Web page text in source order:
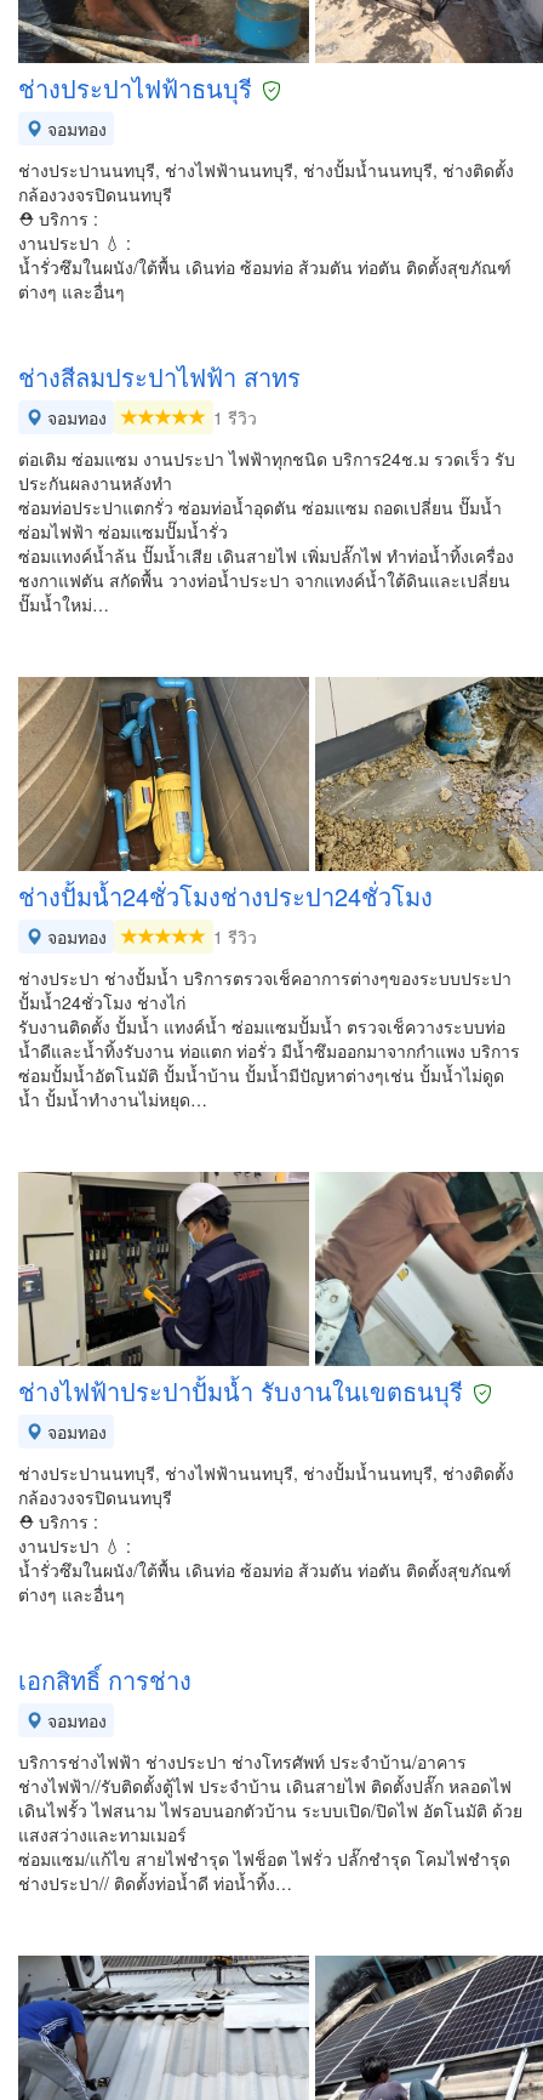
ช่างประปาไฟฟ้าธนบุรี
จอมทอง
ช่างประปานนทบุรี, ช่างไฟฟ้านนทบุรี, ช่างปั้มน้ำนนทบุรี, ช่างติดตั้ง
กล้องวงจรปิดนนทบุรี
⛑ บริการ :
งานประปา 💧 :
น้ำรั่วซึมในผนัง/ใต้พื้น เดินท่อ ซ้อมท่อ ส้วมตัน ท่อตัน ติดตั้งสุขภัณฑ์
ต่างๆ และอื่นๆ
ช่างสีลมประปาไฟฟ้า สาทร
จอมทอง
1 รีวิว
ต่อเติม ซ่อมแซม งานประปา ไฟฟ้าทุกชนิด บริการ24ช.ม รวดเร็ว รับ
ประกันผลงานหลังทำ
ซ่อมท่อประปาแตกรั่ว ซ่อมท่อน้ำอุดตัน ซ่อมแซม ถอดเปลี่ยน ปั๊มน้ำ
ซ่อมไฟฟ้า ซ่อมแซมปั๊มน้ำรั่ว
ซ่อมแทงค์น้ำล้น ปั๊มน้ำเสีย เดินสายไฟ เพิ่มปลั๊กไฟ ทำท่อน้ำทิ้งเครื่อง
ชงกาแฟตัน สกัดพื้น วางท่อน้ำประปา จากแทงค์น้ำใต้ดินและเปลี่ยน
ปั๊มน้ำใหม่…
ช่างปั้มน้ำ24ชั่วโมงช่างประปา24ชั่วโมง
จอมทอง
1 รีวิว
ช่างประปา ช่างปั้มน้ำ บริการตรวจเช็คอาการต่างๆของระบบประปา
ปั้มน้ำ24ชั่วโมง ช่างไก่
รับงานติดตั้ง ปั้มน้ำ แทงค์น้ำ ซ่อมแซมปั้มน้ำ ตรวจเช็ควางระบบท่อ
น้ำดีและน้ำทิ้งรับงาน ท่อแตก ท่อรั่ว มีน้ำซึมออกมาจากกำแพง บริการ
ซ่อมปั้มน้ำอัตโนมัติ ปั้มน้ำบ้าน ปั้มน้ำมีปัญหาต่างๆเช่น ปั้มน้ำไม่ดูด
น้ำ ปั้มน้ำทำงานไม่หยุด…
ช่างไฟฟ้าประปาปั้มน้ำ รับงานในเขตธนบุรี
จอมทอง
ช่างประปานนทบุรี, ช่างไฟฟ้านนทบุรี, ช่างปั้มน้ำนนทบุรี, ช่างติดตั้ง
กล้องวงจรปิดนนทบุรี
⛑ บริการ :
งานประปา 💧 :
น้ำรั่วซึมในผนัง/ใต้พื้น เดินท่อ ซ้อมท่อ ส้วมตัน ท่อตัน ติดตั้งสุขภัณฑ์
ต่างๆ และอื่นๆ
เอกสิทธิ์ การช่าง
จอมทอง
บริการช่างไฟฟ้า ช่างประปา ช่างโทรศัพท์ ประจำบ้าน/อาคาร
ช่างไฟฟ้า//รับติดตั้งตู้ไฟ ประจำบ้าน เดินสายไฟ ติดตั้งปลั๊ก หลอดไฟ
เดินไฟรั้ว ไฟสนาม ไฟรอบนอกตัวบ้าน ระบบเปิด/ปิดไฟ อัตโนมัติ ด้วย
แสงสว่างและทามเมอร์
ซ่อมแซม/แก้ไข สายไฟชำรุด ไฟช็อต ไฟรั่ว ปลั๊กชำรุด โคมไฟชำรุด
ช่างประปา// ติดตั้งท่อน้ำดี ท่อน้ำทิ้ง…